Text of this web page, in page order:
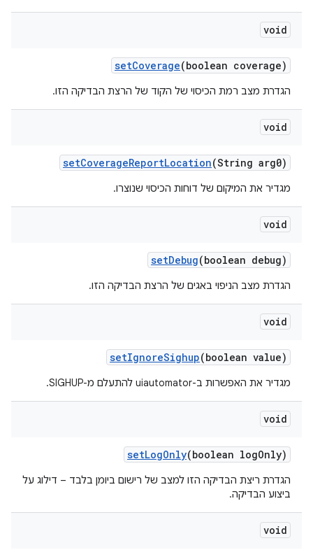
void
setCoverage(boolean coverage)
הגדרת מצב רמת הכיסוי של הקוד של הרצת הבדיקה הזו.
void
setCoverageReportLocation(String arg0)
מגדיר את המיקום של דוחות הכיסוי שנוצרו.
void
setDebug(boolean debug)
הגדרת מצב הניפוי באגים של הרצת הבדיקה הזו.
void
setIgnoreSighup(boolean value)
מגדיר את האפשרות ב-uiautomator להתעלם מ-SIGHUP.
void
setLogOnly(boolean logOnly)
הגדרת ריצת הבדיקה הזו למצב של רישום ביומן בלבד – דילוג על
ביצוע הבדיקה.
void